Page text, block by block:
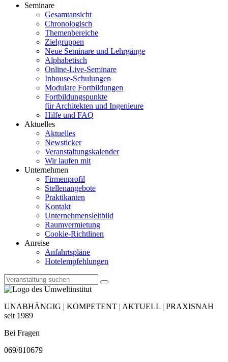
Seminare
Gesamtansicht
Chronologisch
Themenbereiche
Zielgruppen
Neue Seminare und Lehrgänge
Alphabetisch
Online-Live-Seminare
Inhouse-Schulungen
Modulare Fortbildungen
Fortbildungspunkte
für Architekten und Ingenieure
Hilfe und FAQ
Aktuelles
Aktuelles
Newsticker
Veranstaltungskalender
Wir laufen mit
Unternehmen
Firmenprofil
Stellenangebote
Praktikanten
Kontakt
Unternehmensleitbild
Raumvermietung
Cookie-Richtlinen
Anreise
Anfahrtspläne
Hotelempfehlungen
UNABHÄNGIG | KOMPETENT | AKTUELL | PRAXISNAH
seit 1989
Bei Fragen
069/810679